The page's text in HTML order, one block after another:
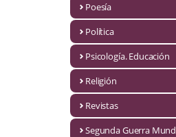
Novela romántica
Otros idiomas
Papás, Mamás, bebés...
Poesía
Política
Psicología. Educación
Religión
Revistas
Segunda Guerra